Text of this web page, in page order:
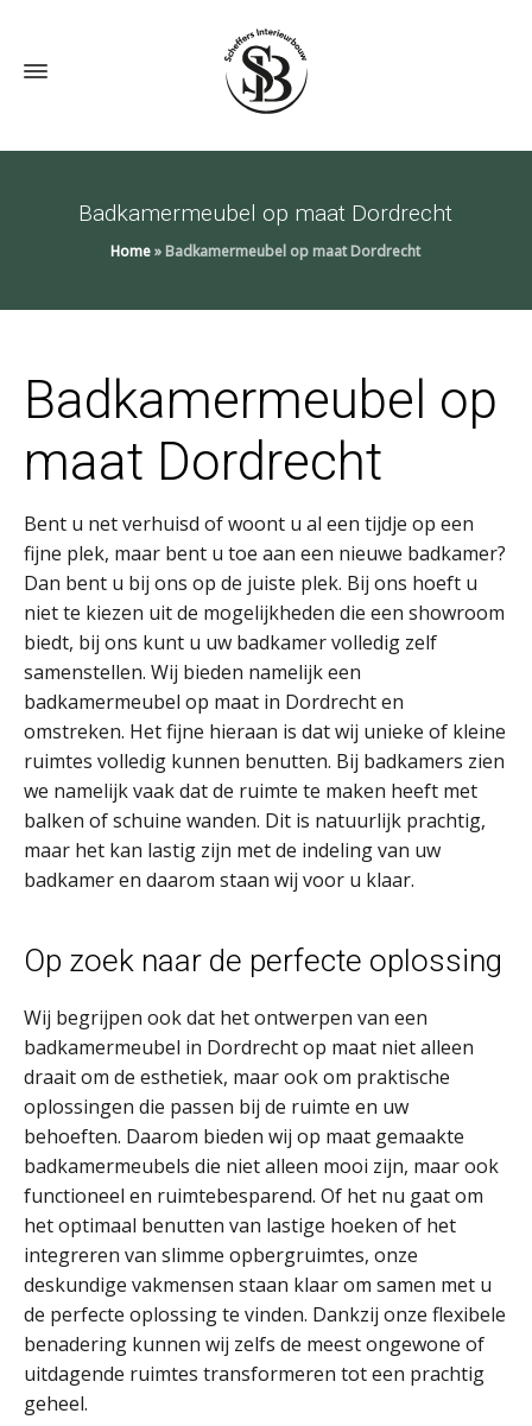
Badkamermeubel op maat Dordrecht
Home»Badkamermeubel op maat Dordrecht
Badkamermeubel op
maat Dordrecht
Bent u net verhuisd of woont u al een tijdje op een
fijne plek, maar bent u toe aan een nieuwe badkamer?
Dan bent u bij ons op de juiste plek. Bij ons hoeft u
niet te kiezen uit de mogelijkheden die een showroom
biedt, bij ons kunt u uw badkamer volledig zelf
samenstellen. Wij bieden namelijk een
badkamermeubel op maat in Dordrecht en
omstreken. Het fijne hieraan is dat wij unieke of kleine
ruimtes volledig kunnen benutten. Bij badkamers zien
we namelijk vaak dat de ruimte te maken heeft met
balken of schuine wanden. Dit is natuurlijk prachtig,
maar het kan lastig zijn met de indeling van uw
badkamer en daarom staan wij voor u klaar.
Op zoek naar de perfecte oplossing
Wij begrijpen ook dat het ontwerpen van een
badkamermeubel in Dordrecht op maat niet alleen
draait om de esthetiek, maar ook om praktische
oplossingen die passen bij de ruimte en uw
behoeften. Daarom bieden wij op maat gemaakte
badkamermeubels die niet alleen mooi zijn, maar ook
functioneel en ruimtebesparend. Of het nu gaat om
het optimaal benutten van lastige hoeken of het
integreren van slimme opbergruimtes, onze
deskundige vakmensen staan klaar om samen met u
de perfecte oplossing te vinden. Dankzij onze flexibele
benadering kunnen wij zelfs de meest ongewone of
uitdagende ruimtes transformeren tot een prachtig
geheel.